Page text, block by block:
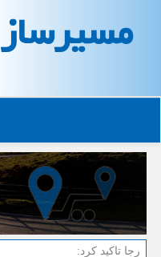
مسیرساز
رجا تاكید كرد: